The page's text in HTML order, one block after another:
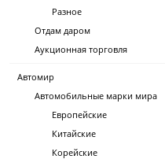
Разное
Отдам даром
Аукционная торговля
Автомир
Автомобильные марки мира
Европейские
Китайские
Корейские